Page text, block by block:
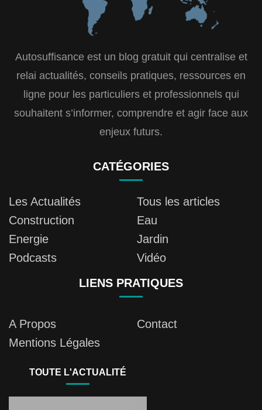
Autosuffisance est un blog gratuit qui centralise et
relai actualités, conseils pratiques, ressources en
ligne pour les particuliers et professionnels qui
souhaitent s’informer, comprendre et agir face aux
enjeux futurs.
CATÉGORIES
Les Actualités
Tous les articles
Construction
Eau
Energie
Jardin
Podcasts
Vidéo
LIENS PRATIQUES
A Propos
Contact
Mentions Légales
TOUTE L'ACTUALITÉ